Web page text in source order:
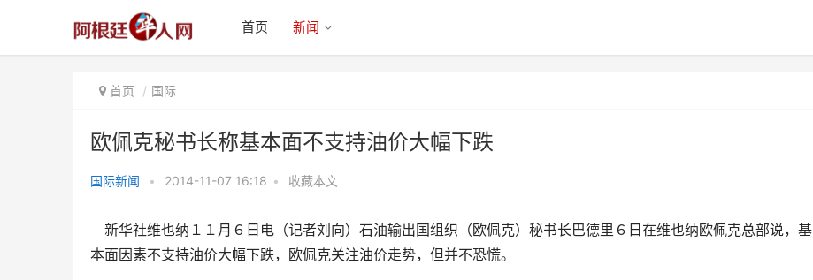
首页 新闻
首页 国际
欧佩克秘书长称基本面不支持油价大幅下跌
国际新闻 • 2014-11-07 16:18 • 收藏本文
新华社维也纳１１月６日电（记者刘向）石油输出国组织（欧佩克）秘书长巴德里６日在维也纳欧佩克总部说，基
本面因素不支持油价大幅下跌，欧佩克关注油价走势，但并不恐慌。